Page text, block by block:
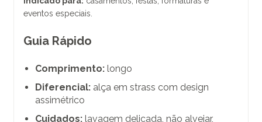
eventos especiais.
Guia Rápido
Comprimento: longo
Diferencial: alça em strass com design
assimétrico
Cuidados: lavagem delicada, não alvejar,